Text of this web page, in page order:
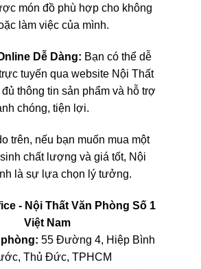
món đồ phù hợp cho không
làm việc của mình.
Dễ Dàng: Bạn có thể dễ
tuyến qua website Nội Thất
thông tin sản phẩm và hỗ trợ
chóng, tiện lợi.
trên, nếu bạn muốn mua một
chất lượng và giá tốt, Nội
là sự lựa chọn lý tưởng.
- Nội Thất Văn Phòng Số 1
Việt Nam
55 Đường 4, Hiệp Bình
Thủ Đức, TPHCM